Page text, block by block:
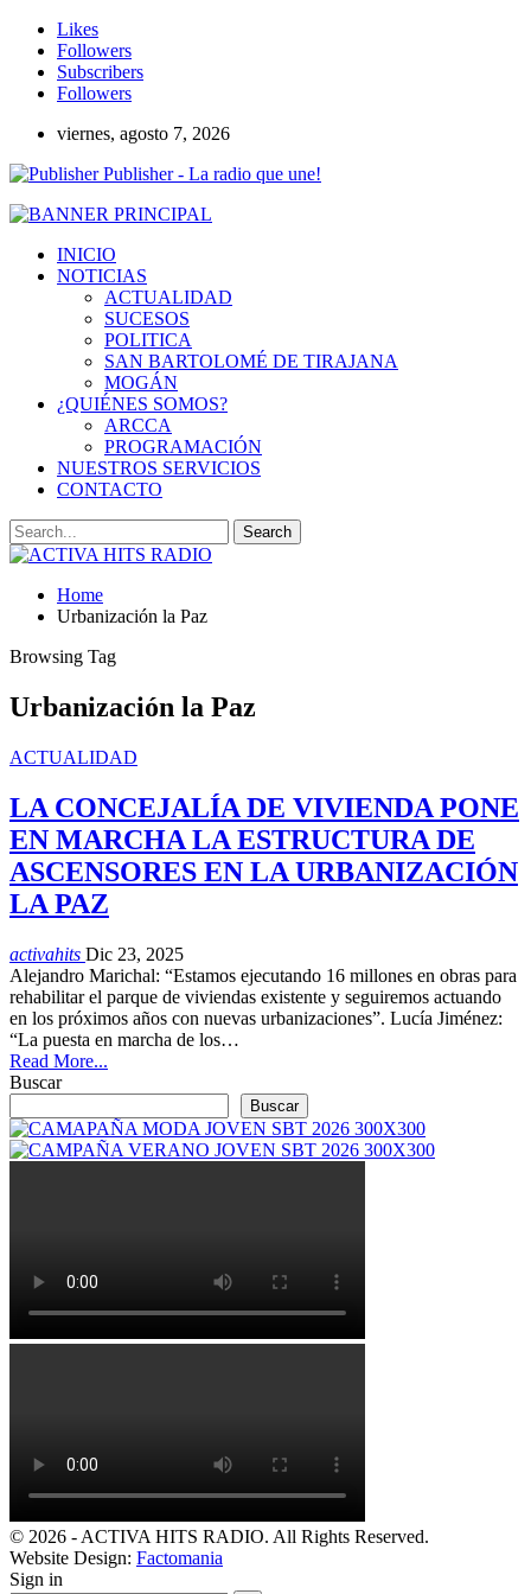
Likes
Followers
Subscribers
Followers
viernes, agosto 7, 2026
Publisher - La radio que une!
INICIO
NOTICIAS
ACTUALIDAD
SUCESOS
POLITICA
SAN BARTOLOMÉ DE TIRAJANA
MOGÁN
¿QUIÉNES SOMOS?
ARCCA
PROGRAMACIÓN
NUESTROS SERVICIOS
CONTACTO
Home
Urbanización la Paz
Browsing Tag
Urbanización la Paz
ACTUALIDAD
LA CONCEJALÍA DE VIVIENDA PONE
EN MARCHA LA ESTRUCTURA DE
ASCENSORES EN LA URBANIZACIÓN
LA PAZ
activahits Dic 23, 2025
Alejandro Marichal: “Estamos ejecutando 16 millones en obras para
rehabilitar el parque de viviendas existente y seguiremos actuando
en los próximos años con nuevas urbanizaciones”. Lucía Jiménez:
“La puesta en marcha de los…
Read More...
Buscar
Buscar
© 2026 - ACTIVA HITS RADIO. All Rights Reserved.
Website Design: Factomania
Sign in